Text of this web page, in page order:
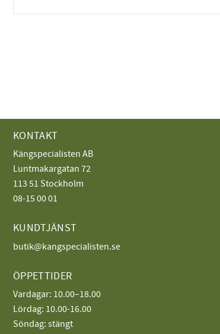
KONTAKT
Kängspecialisten AB
Luntmakargatan 72
113 51 Stockholm
08-15 00 01
KUNDTJÄNST
butik@kangspecialisten.se
ÖPPETTIDER
Vardagar: 10.00–18.00
Lördag: 10.00-16.00
Söndag: stängt